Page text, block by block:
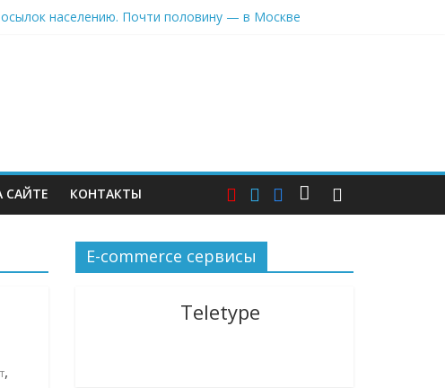
населению. Почти половину — в Москве
САЙТЕ КОНТАКТЫ
,
E-commerce сервисы
Teletype